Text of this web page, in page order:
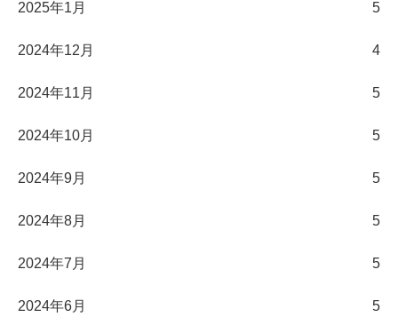
2025年1月 5
2024年12月 4
2024年11月 5
2024年10月 5
2024年9月 5
2024年8月 5
2024年7月 5
2024年6月 5